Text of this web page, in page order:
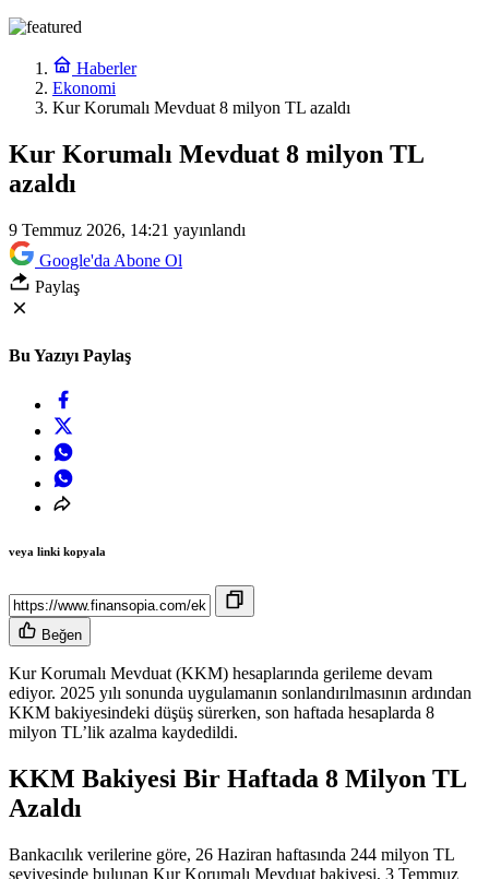
Haberler
Ekonomi
Kur Korumalı Mevduat 8 milyon TL azaldı
Kur Korumalı Mevduat 8 milyon TL
azaldı
9 Temmuz 2026, 14:21 yayınlandı
Google'da Abone Ol
Paylaş
Bu Yazıyı Paylaş
veya linki kopyala
Beğen
Kur Korumalı Mevduat (KKM) hesaplarında gerileme devam
ediyor. 2025 yılı sonunda uygulamanın sonlandırılmasının ardından
KKM bakiyesindeki düşüş sürerken, son haftada hesaplarda 8
milyon TL’lik azalma kaydedildi.
KKM Bakiyesi Bir Haftada 8 Milyon TL
Azaldı
Bankacılık verilerine göre, 26 Haziran haftasında 244 milyon TL
seviyesinde bulunan Kur Korumalı Mevduat bakiyesi, 3 Temmuz